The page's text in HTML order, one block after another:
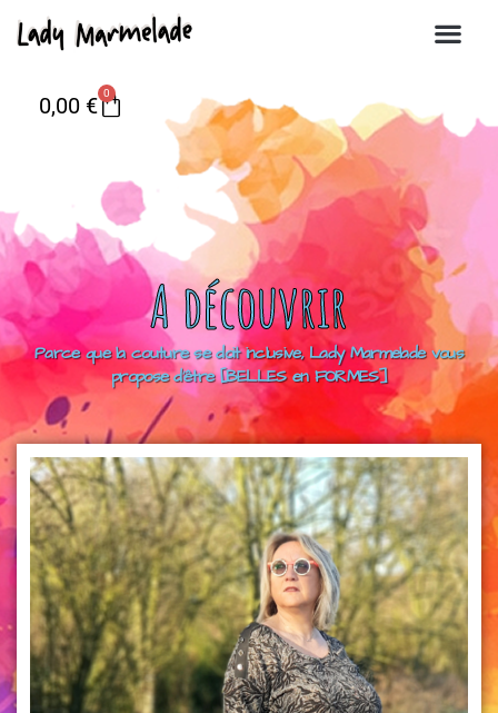
0,00 € 0
A découvrir
Parce que la couture se doit inclusive, Lady Marmelade vous
propose d’être [BELLES en FORMES]